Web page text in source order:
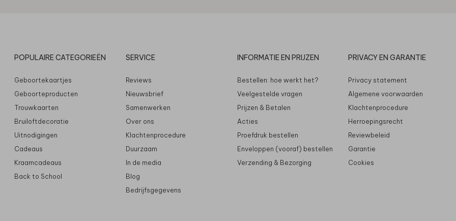
POPULAIRE CATEGORIEËN
Geboortekaartjes
Geboorteproducten
Trouwkaarten
Bruiloftdecoratie
Uitnodigingen
Cadeaus
Kraamcadeaus
Back to School
SERVICE
Reviews
Nieuwsbrief
Samenwerken
Over ons
Klachtenprocedure
Duurzaam
In de media
Blog
Bedrijfsgegevens
INFORMATIE EN PRIJZEN
Bestellen: hoe werkt het?
Veelgestelde vragen
Prijzen & Betalen
Acties
Proefdruk bestellen
Enveloppen (vooraf) bestellen
Verzending & Bezorging
PRIVACY EN GARANTIE
Privacy statement
Algemene voorwaarden
Klachtenprocedure
Herroepingsrecht
Reviewbeleid
Garantie
Cookies